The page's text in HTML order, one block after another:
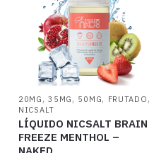
20MG ,35MG , 50MG, FRUTADO ,
NICSALT
LÍQUIDO NICSALT BRAIN
FREEZE MENTHOL –
NAKED